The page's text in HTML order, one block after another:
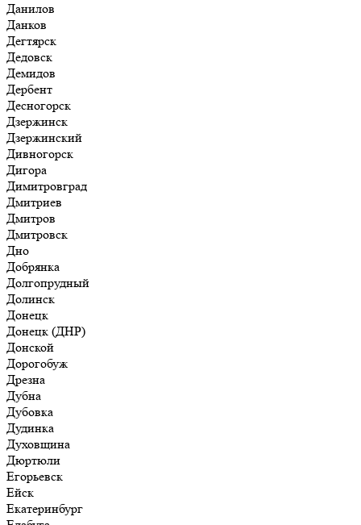
Данилов
Данков
Дегтярск
Дедовск
Демидов
Дербент
Десногорск
Дзержинск
Дзержинский
Дивногорск
Дигора
Димитровград
Дмитриев
Дмитров
Дмитровск
Дно
Добрянка
Долгопрудный
Долинск
Донецк
Донецк (ДНР)
Донской
Дорогобуж
Дрезна
Дубна
Дубовка
Дудинка
Духовщина
Дюртюли
Егорьевск
Ейск
Екатеринбург